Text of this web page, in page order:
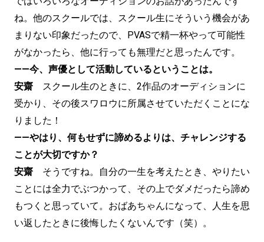
ね。他のスクールでは、スクール生にそういう機会があ
まりない印象だったので、PVASで精一杯やって可能性
がなかったら、他に行っても無理だと思ったんです。
——今、声優として活動しているということは。
安齋 スクール生のときに、2作品のオーディションに
受かり、その後スワロウに所属させていただくことにな
りました！
——やはり、何もせずに諦めるよりは、チャレンジする
ことが大切ですか？
安齋 そうですね。自分の一生を考えたとき、やりたい
ことには全力でぶつかって、その上でダメだったら諦め
もつくと思っていて。おばあちゃんになって、人生を思
い返したときに後悔したくないんです（笑）。